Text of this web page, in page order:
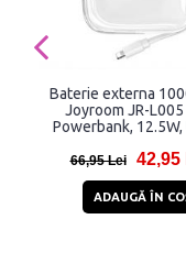
Baterie externa
Joyroom JR-
Powerbank, 12.5W,
integrat, Alb
66,95 Lei 42,95
ADAUGĂ ÎN